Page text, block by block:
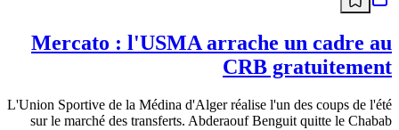
Mercato : l'USMA arrache un cadre au
CRB gratuitement
L'Union Sportive de la Médina d'Alger réalise l'un des coups de l'été
sur le marché des transferts. Abderaouf Benguit quitte le Chabab